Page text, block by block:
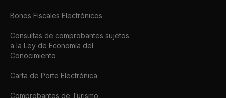
Bonos Fiscales Electrónicos
Consultas de comprobantes sujetos
a la Ley de Economía del
Conocimiento
Carta de Porte Electrónica
Comprobantes de Turismo